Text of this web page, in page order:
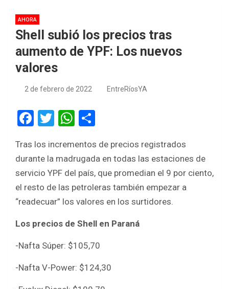
AHORA
Shell subió los precios tras
aumento de YPF: Los nuevos
valores
2 de febrero de 2022 EntreRíosYA
F
ce
b
o
o
T
tt
er
W
at
s
A
p
p
ar
e
Tras los incrementos de precios registrados
durante la madrugada en todas las estaciones de
servicio YPF del país, que promedian el 9 por ciento,
el resto de las petroleras también empezar a
“readecuar” los valores en los surtidores.
Los precios de Shell en Paraná
-Nafta Súper: $105,70
-Nafta V-Power: $124,30